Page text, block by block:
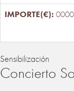
Sensibilización
Concierto